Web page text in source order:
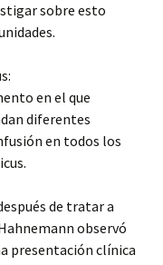
sobre esto
en el que
diferentes
en todos los
de tratar a
observó
presentación clínica